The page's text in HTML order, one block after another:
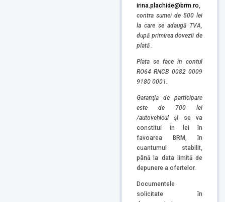
irina.plachide@brm.ro,
contra sumei de 500 lei
la care se adaugă TVA,
după primirea dovezii de
plată .
Plata se face în contul
RO64 RNCB 0082 0009
9180 0001.
Garanţia de participare
este de 700 lei
/autovehiculși se va
constitui în lei în
favoarea BRM, în
cuantumul stabilit,
până la data limită de
depunere a ofertelor.
Documentele
solicitate în